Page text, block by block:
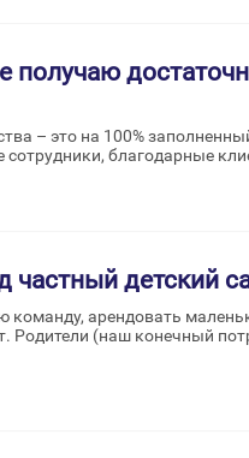
– это на 100%
благодарные
детский
команду, арендовать
Родители (наш конечный